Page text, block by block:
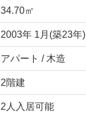
34.70㎡
2003年 1月(築23年)
アパート / 木造
2階建
2人入居可能